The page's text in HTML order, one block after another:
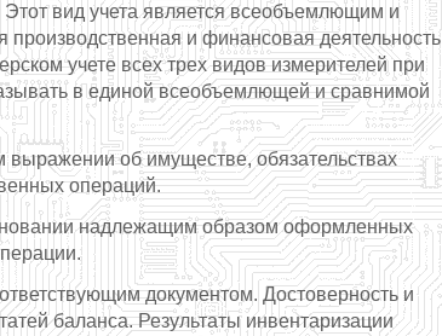
вид учета является всеобъемлющим и
производственная и финансовая деятельность
учете всех трех видов измерителей при
в единой всеобъемлющей и сравнимой
об имуществе, обязательствах
операций.
надлежащим образом оформленных
документом. Достоверность и
баланса. Результаты инвентаризации